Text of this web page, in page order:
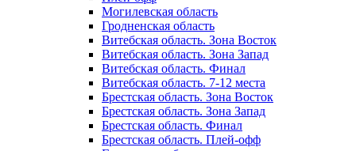
Могилевская область
Гродненская область
Витебская область. Зона Восток
Витебская область. Зона Запад
Витебская область. Финал
Витебская область. 7-12 места
Брестская область. Зона Восток
Брестская область. Зона Запад
Брестская область. Финал
Брестская область. Плей-офф